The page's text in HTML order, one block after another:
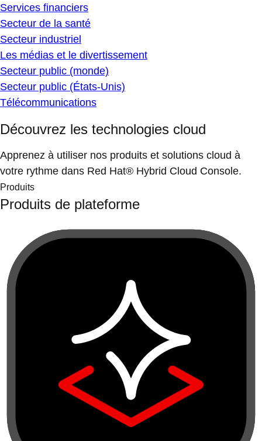
Services financiers
Secteur de la santé
Secteur industriel
Les médias et le divertissement
Secteur public (monde)
Secteur public (États-Unis)
Télécommunications
Découvrez les technologies cloud
Apprenez à utiliser nos produits et solutions cloud à
votre rythme dans Red Hat® Hybrid Cloud Console.
Produits
Produits de plateforme